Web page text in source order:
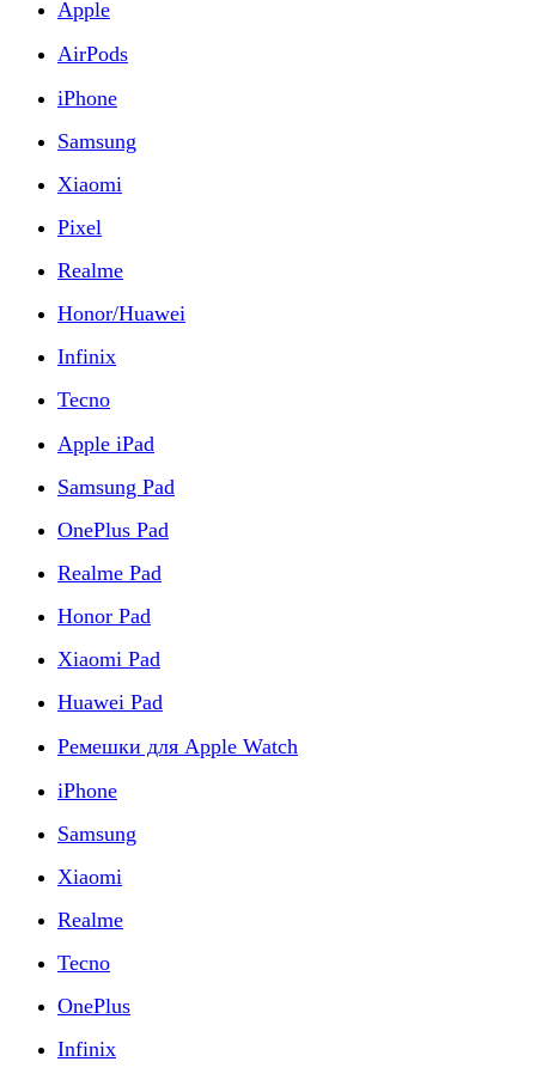
Apple
AirPods
iPhone
Samsung
Xiaomi
Pixel
Realme
Honor/Huawei
Infinix
Tecno
Apple iPad
Samsung Pad
OnePlus Pad
Realme Pad
Honor Pad
Xiaomi Pad
Huawei Pad
Ремешки для Apple Watch
iPhone
Samsung
Xiaomi
Realme
Tecno
OnePlus
Infinix